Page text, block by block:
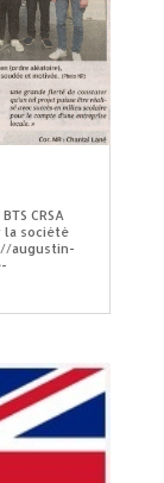
CRSA
la société
augustin-